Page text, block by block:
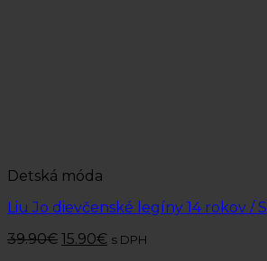
Detská móda
Liu Jo dievčenské legíny 14 rokov / S
39.90€ 15.90€ s DPH